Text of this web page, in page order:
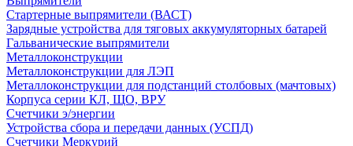
Стартерные выпрямители (ВАСТ)
Зарядные устройства для тяговых аккумуляторных батарей
Гальванические выпрямители
Металлоконструкции
Металлоконструкции для ЛЭП
Металлоконструкции для подстанций столбовых (мачтовых)
Корпуса серии КЛ, ЩО, ВРУ
Счетчики э/энергии
Устройства сбора и передачи данных (УСПД)
Счетчики Меркурий